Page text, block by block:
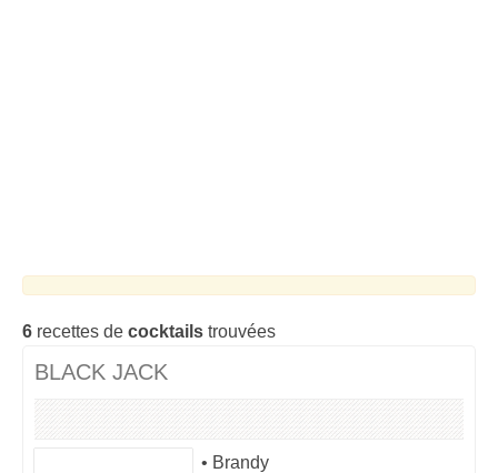
6 recettes de cocktails trouvées
BLACK JACK
• Brandy